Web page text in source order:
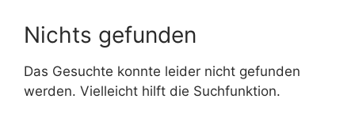
Nichts gefunden
Das Gesuchte konnte leider nicht gefunden
werden. Vielleicht hilft die Suchfunktion.